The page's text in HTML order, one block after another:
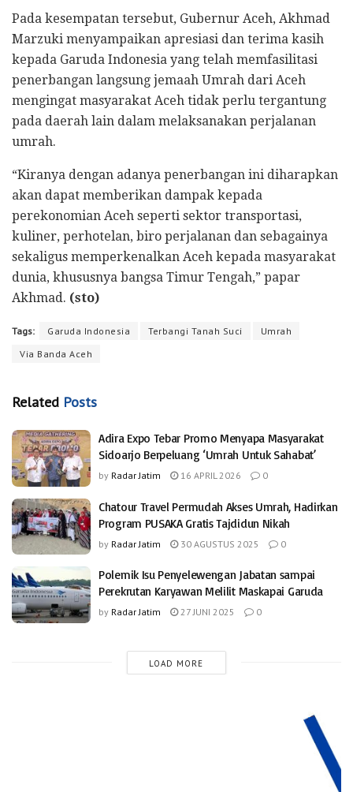
Pada kesempatan tersebut, Gubernur Aceh, Akhmad
Marzuki menyampaikan apresiasi dan terima kasih
kepada Garuda Indonesia yang telah memfasilitasi
penerbangan langsung jemaah Umrah dari Aceh
mengingat masyarakat Aceh tidak perlu tergantung
pada daerah lain dalam melaksanakan perjalanan
umrah.
“Kiranya dengan adanya penerbangan ini diharapkan
akan dapat memberikan dampak kepada
perekonomian Aceh seperti sektor transportasi,
kuliner, perhotelan, biro perjalanan dan sebagainya
sekaligus memperkenalkan Aceh kepada masyarakat
dunia, khususnya bangsa Timur Tengah,” papar
Akhmad. (sto)
Tags: Garuda Indonesia Terbangi Tanah Suci
Umrah
Via Banda Aceh
Related Posts
Adira Expo Tebar Promo Menyapa Masyarakat
Sidoarjo Berpeluang ‘Umrah Untuk Sahabat’
by Radar Jatim 16 APRIL 2026 0
Chatour Travel Permudah Akses Umrah, Hadirkan
Program PUSAKA Gratis Tajdidun Nikah
by Radar Jatim 30 AGUSTUS 2025 0
Polemik Isu Penyelewengan Jabatan sampai
Perekrutan Karyawan Melilit Maskapai Garuda
by Radar Jatim 27 JUNI 2025 0
LOAD MORE